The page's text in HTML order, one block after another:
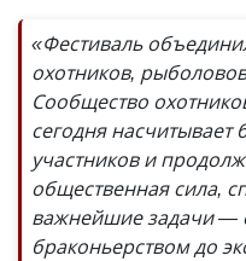
«Фестиваль
охотников,
Сообщество
сегодня
участников и
общественная сила,
важнейшие задачи —
браконьерством до